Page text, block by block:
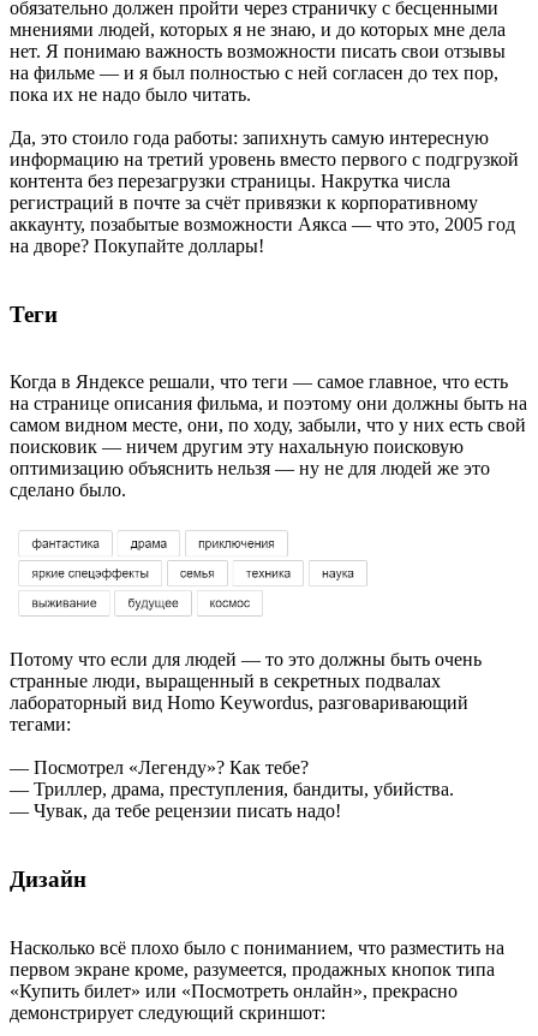
обязательно должен пройти через страничку с бесценными
мнениями людей, которых я не знаю, и до которых мне дела
нет. Я понимаю важность возможности писать свои отзывы
на фильме — и я был полностью с ней согласен до тех пор,
пока их не надо было читать.
Да, это стоило года работы: запихнуть самую интересную
информацию на третий уровень вместо первого с подгрузкой
контента без перезагрузки страницы. Накрутка числа
регистраций в почте за счёт привязки к корпоративному
аккаунту, позабытые возможности Аякса — что это, 2005 год
на дворе? Покупайте доллары!
Теги
Когда в Яндексе решали, что теги — самое главное, что есть
на странице описания фильма, и поэтому они должны быть на
самом видном месте, они, по ходу, забыли, что у них есть свой
поисковик — ничем другим эту нахальную поисковую
оптимизацию объяснить нельзя — ну не для людей же это
сделано было.
Потому что если для людей — то это должны быть очень
странные люди, выращенный в секретных подвалах
лабораторный вид Homo Keywordus, разговаривающий
тегами:
— Посмотрел «Легенду»? Как тебе?
— Триллер, драма, преступления, бандиты, убийства.
— Чувак, да тебе рецензии писать надо!
Дизайн
Насколько всё плохо было с пониманием, что разместить на
первом экране кроме, разумеется, продажных кнопок типа
«Купить билет» или «Посмотреть онлайн», прекрасно
демонстрирует следующий скриншот: